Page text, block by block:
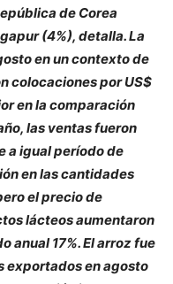
de Corea
(4%), detalla. La
en un contexto de
colocaciones por US$
en la comparación
las ventas fueron
a igual período de
en las cantidades
el precio de
lácteos aumentaron
anual 17%. El arroz fue
exportados en agosto